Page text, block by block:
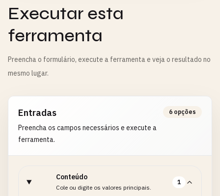
Executar esta
ferramenta
Preencha o formulário, execute a ferramenta e veja o resultado no
mesmo lugar.
Entradas
Preencha os campos necessários e execute a
ferramenta.
6 opções
Conteúdo
Cole ou digite os valores principais.
1